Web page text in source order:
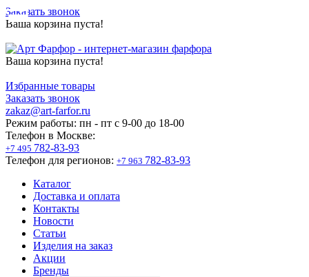
Заказать звонок
Ваша корзина пуста!
Ваша корзина пуста!
Избранные товары
Заказать звонок
zakaz@art-farfor.ru
Режим работы: пн - пт c 9-00 до 18-00
Телефон в Москве:
+7 495 782-83-93
Телефон для регионов: +7 963 782-83-93
Каталог
Доставка и оплата
Контакты
Новости
Статьи
Изделия на заказ
Акции
Бренды